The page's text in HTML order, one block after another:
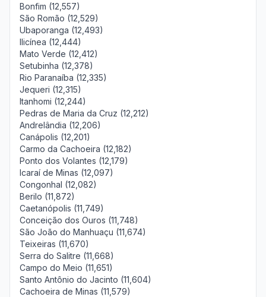
Bonfim (12,557)
São Romão (12,529)
Ubaporanga (12,493)
Ilicínea (12,444)
Mato Verde (12,412)
Setubinha (12,378)
Rio Paranaíba (12,335)
Jequeri (12,315)
Itanhomi (12,244)
Pedras de Maria da Cruz (12,212)
Andrelândia (12,206)
Canápolis (12,201)
Carmo da Cachoeira (12,182)
Ponto dos Volantes (12,179)
Icaraí de Minas (12,097)
Congonhal (12,082)
Berilo (11,872)
Caetanópolis (11,749)
Conceição dos Ouros (11,748)
São João do Manhuaçu (11,674)
Teixeiras (11,670)
Serra do Salitre (11,668)
Campo do Meio (11,651)
Santo Antônio do Jacinto (11,604)
Cachoeira de Minas (11,579)